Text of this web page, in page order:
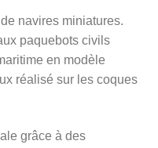
navires miniatures.
paquebots civils
en modèle
réalisé sur les coques
grâce à des